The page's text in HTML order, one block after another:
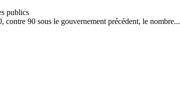
90 sous le gouvernement précédent, le nombre...